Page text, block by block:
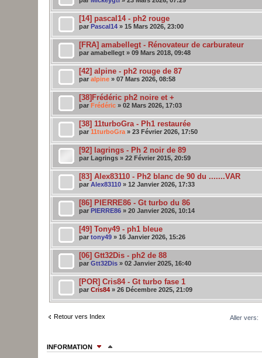
[14] pascal14 - ph2 rouge
par Pascal14 » 15 Mars 2026, 23:00
[FRA] amabellegt - Rénovateur de carburateur
par amabellegt » 09 Mars 2018, 09:48
[42] alpine - ph2 rouge de 87
par alpine » 07 Mars 2026, 08:58
[38]Frédéric ph2 noire et +
par Frédéric » 02 Mars 2026, 17:03
[38] 11turboGra - Ph1 restaurée
par 11turboGra » 23 Février 2026, 17:50
[92] lagrings - Ph 2 noir de 89
par Lagrings » 22 Février 2015, 20:59
[83] Alex83110 - Ph2 blanc de 90 du .......VAR
par Alex83110 » 12 Janvier 2026, 17:33
[86] PIERRE86 - Gt turbo du 86
par PIERRE86 » 20 Janvier 2026, 10:14
[49] Tony49 - ph1 bleue
par tony49 » 16 Janvier 2026, 15:26
[06] Gtt32Dis - ph2 de 88
par Gtt32Dis » 02 Janvier 2025, 16:40
[POR] Cris84 - Gt turbo fase 1
par Cris84 » 26 Décembre 2025, 21:09
Retour vers Index Aller vers:
INFORMATION